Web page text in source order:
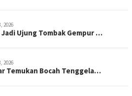
2026
Jadi Ujung Tombak Gempur …
2026
Temukan Bocah Tenggela…